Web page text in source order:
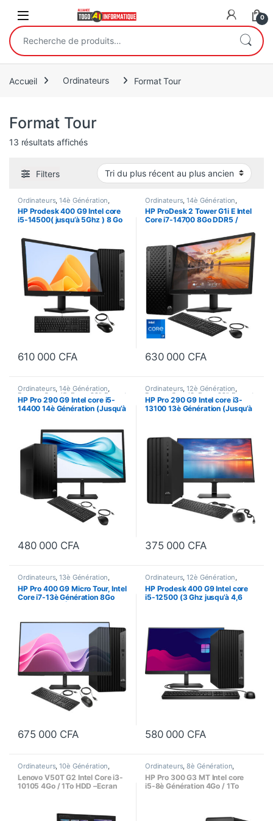
Open 0
Recherche pour :
Accueil Ordinateurs Format Tour
Format Tour
13 résultats affichésTrié du plus récent au plus ancien
Filters
Ordinateurs,14è Génération
Bureau Core i5, Ecran 22" , Format
Tour,Processeur Intel
HP Prodesk 400 G9 Intel core
i5-14500( jusqu’à 5Ghz ) 8 Go
Ecran HP SERIES 3PRO 322pv
610 000 CFA
Ordinateurs,14è Génération
Bureau ,Core i7 ,Ecran 22", Format
Tour
HP ProDesk 2 Tower G1i E Intel
Core i7-14700 8Go DDR5 /
630 000 CFA
Ordinateurs,14è Génération,
Bureau Core i5, Ecran 22", Format
Tour,Processeur Intel
HP Pro 290 G9 Intel core i5-
14400 14è Génération (Jusqu’à
Écran 22 Pouces
480 000 CFA
Ordinateurs,12è Génération,
Bureau Core i3, Ecran 22", Format
Tour,Processeur Intel
HP Pro 290 G9 Intel core i3-
13100 13è Génération (Jusqu’à
375 000 CFA
Ordinateurs,13è Génération,
Bureau Core i7 , Ecran 22" Format
Tour,Processeur Intel
HP Pro 400 G9 Micro Tour, Intel
Core i7-13è Génération 8Go
675 000 CFA
Ordinateurs,12è Génération,
Bureau Core i5, Ecran 22" ,
Tour,Processeur Intel
HP Prodesk 400 G9 Intel core
i5-12500 (3 Ghz jusqu’à 4,6
580 000 CFA
Ordinateurs,10è Génération,
Bureau Core i3 , Ecran 22" Format
Tour,Processeur Intel
Lenovo V50T G2 Intel Core i3-
10105 4Go / 1To HDD –Ecran
Ordinateurs,8è Génération,
Bureau Core i5, Ecran 21" Format
Tour,Processeur Intel
HP Pro 300 G3 MT Intel core
i5-8è Génération 4Go / 1To